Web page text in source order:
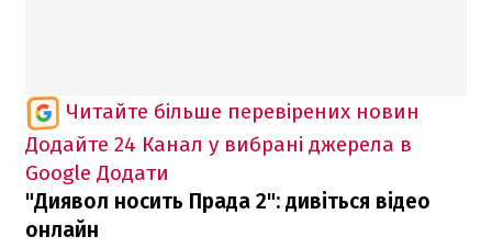
Читайте більше перевірених новин
Додайте 24 Канал у вибрані джерела в
Google Додати
"Диявол носить Прада 2": дивіться відео
онлайн